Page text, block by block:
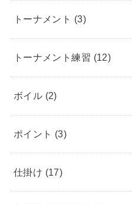
トーナメント (3)
トーナメント練習 (12)
ボイル (2)
ポイント (3)
仕掛け (17)